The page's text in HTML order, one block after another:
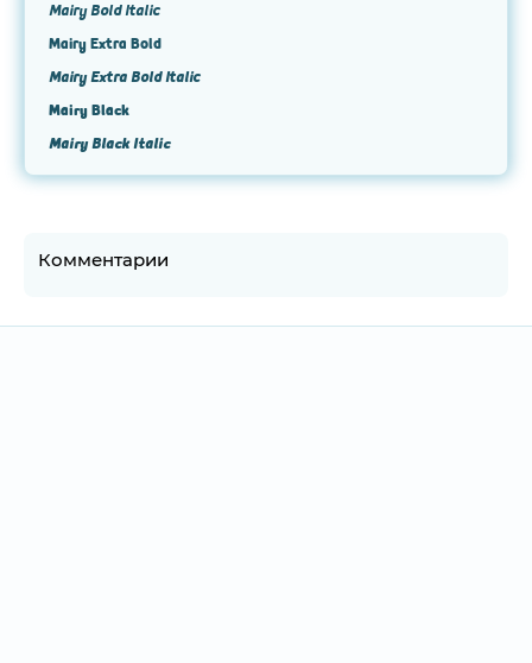
Mairy Bold Italic
Mairy Extra Bold
Mairy Extra Bold Italic
Mairy Black
Mairy Black Italic
Комментарии